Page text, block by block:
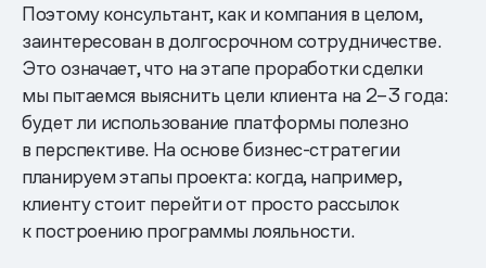
Поэтому консультант, как и компания в целом,
заинтересован в долгосрочном сотрудничестве.
Это означает, что на этапе проработки сделки
мы пытаемся выяснить цели клиента на 2–3 года:
будет ли использование платформы полезно
в перспективе. На основе бизнес-стратегии
планируем этапы проекта: когда, например,
клиенту стоит перейти от просто рассылок
к построению программы лояльности.